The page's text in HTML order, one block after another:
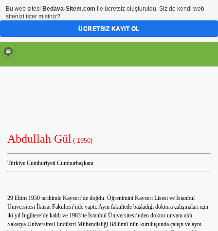
Abdullah Gül ( 1950)
Türkiye Cumhuriyeti Cumhurbaşkanı
29 Ekim 1950 tarihinde Kayseri’de doğdu. Öğrenimini Kayseri Lisesi ve İstanbul
Üniversitesi İktisat Fakültesi’nde yaptı. Aynı fakültede başladığı doktora çalışmaları için
iki yıl İngiltere’de kaldı ve 1983’te İstanbul Üniversitesi’nden doktor unvanı aldı.
Sakarya Üniversitesi Endüstri Mühendisliği Bölümü’nün kuruluşunda çalıştı ve aynı
nefis tarifler, profiterol, seçtiklerimiz, şeker, süt,
Bu web sitesi Bedava-Sitem.com ile ücretsiz oluşturuldu. Siz de kendi web
sitenizi ister misiniz?
ÜCRETSIZ KAYIT OL